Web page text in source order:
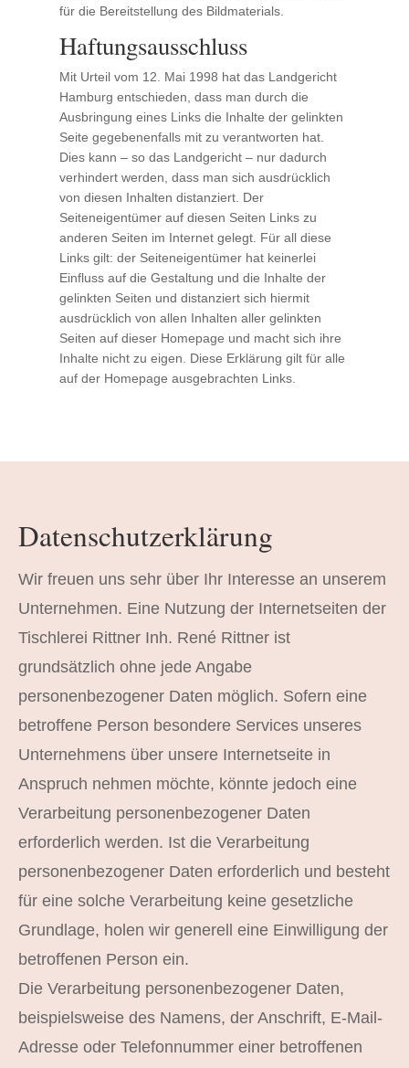
für die Bereitstellung des Bildmaterials.
Haftungsausschluss
Mit Urteil vom 12. Mai 1998 hat das Landgericht
Hamburg entschieden, dass man durch die
Ausbringung eines Links die Inhalte der gelinkten
Seite gegebenenfalls mit zu verantworten hat.
Dies kann – so das Landgericht – nur dadurch
verhindert werden, dass man sich ausdrücklich
von diesen Inhalten distanziert. Der
Seiteneigentümer auf diesen Seiten Links zu
anderen Seiten im Internet gelegt. Für all diese
Links gilt: der Seiteneigentümer hat keinerlei
Einfluss auf die Gestaltung und die Inhalte der
gelinkten Seiten und distanziert sich hiermit
ausdrücklich von allen Inhalten aller gelinkten
Seiten auf dieser Homepage und macht sich ihre
Inhalte nicht zu eigen. Diese Erklärung gilt für alle
auf der Homepage ausgebrachten Links.
Datenschutzerklärung
Wir freuen uns sehr über Ihr Interesse an unserem
Unternehmen. Eine Nutzung der Internetseiten der
Tischlerei Rittner Inh. René Rittner ist
grundsätzlich ohne jede Angabe
personenbezogener Daten möglich. Sofern eine
betroffene Person besondere Services unseres
Unternehmens über unsere Internetseite in
Anspruch nehmen möchte, könnte jedoch eine
Verarbeitung personenbezogener Daten
erforderlich werden. Ist die Verarbeitung
personenbezogener Daten erforderlich und besteht
für eine solche Verarbeitung keine gesetzliche
Grundlage, holen wir generell eine Einwilligung der
betroffenen Person ein.
Die Verarbeitung personenbezogener Daten,
beispielsweise des Namens, der Anschrift, E-Mail-
Adresse oder Telefonnummer einer betroffenen